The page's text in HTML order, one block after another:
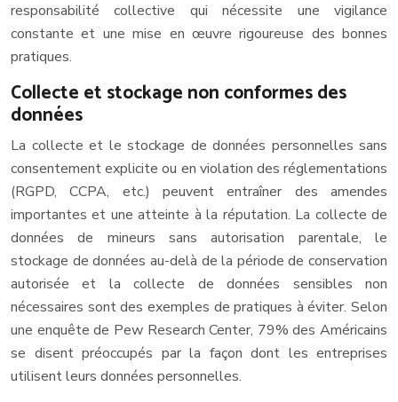
responsabilité collective qui nécessite une vigilance
constante et une mise en œuvre rigoureuse des bonnes
pratiques.
Collecte et stockage non conformes des
données
La collecte et le stockage de données personnelles sans
consentement explicite ou en violation des réglementations
(RGPD, CCPA, etc.) peuvent entraîner des amendes
importantes et une atteinte à la réputation. La collecte de
données de mineurs sans autorisation parentale, le
stockage de données au-delà de la période de conservation
autorisée et la collecte de données sensibles non
nécessaires sont des exemples de pratiques à éviter. Selon
une enquête de Pew Research Center, 79% des Américains
se disent préoccupés par la façon dont les entreprises
utilisent leurs données personnelles.